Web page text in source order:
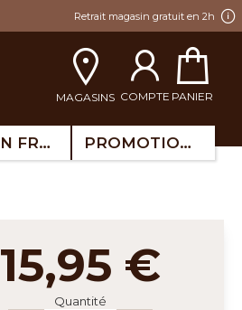
Retrait magasin gratuit en 2h
MAGASINS COMPTE PANIER
MADE IN FRANCE PROMOTIONS
15,95 €
Quantité